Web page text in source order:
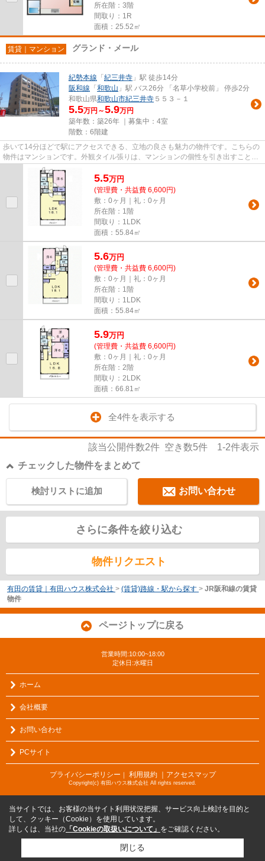
所在階：3階
間取り：1R
面積：25.52㎡
賃貸｜マンション グランド・メール
紀勢本線 「 紀三井寺 」駅 徒歩14分
阪和線 「 和歌山 」駅 バス26分 「名草小学校前」 停歩2分
和歌山県和歌山市紀三井寺 ５５３－１
5.5万円～5.9万円
築年数：築26年 ｜募集中： 4室
階数：6階建
歩いて14分ほどで駅にアクセスできる、立地の良さも魅力の物件です。こちらの
物件はマンションです。外観タイル張りは、マンションの個性を引き出すことが
できます。スタッフ一同、気...
5.5万円
(管理費・共益費 6,600円)
敷：0ヶ月｜礼：0ヶ月
所在階：1階
間取り：1LDK
面積：55.84㎡
5.6万円
(管理費・共益費 6,600円)
敷：0ヶ月｜礼：0ヶ月
所在階：1階
間取り：1LDK
面積：55.84㎡
5.9万円
(管理費・共益費 6,600円)
敷：0ヶ月｜礼：0ヶ月
所在階：2階
間取り：2LDK
面積：66.81㎡
全4件を表示する
該当公開件数2件 空き数5件 1-2件表示
チェックした物件をまとめて
お問い合わせ
検討リストに追加
さらに条件を絞り込む
物件リクエスト
有田の賃貸｜有田ハウス株式会社 > (賃貸)路線・駅から探す > JR阪和線の賃貸
物件
ページトップに戻る
営業時間:10:00~18:00
定休日:水曜日
ホーム
会社概要
お問い合わせ
PCサイト
プライバシーポリシー ｜ 利用規約 ｜アクセスマップ
Copyright(c) 有田ハウス株式会社 All rights reserved.
当サイトでは、お客様の当サイト利用状況把握、サービス向上検討を目的と
して、クッキー（Cookie）を使用しています。
詳しくは、当社の 「Cookieの取扱いについて」 をご確認ください。
閉じる